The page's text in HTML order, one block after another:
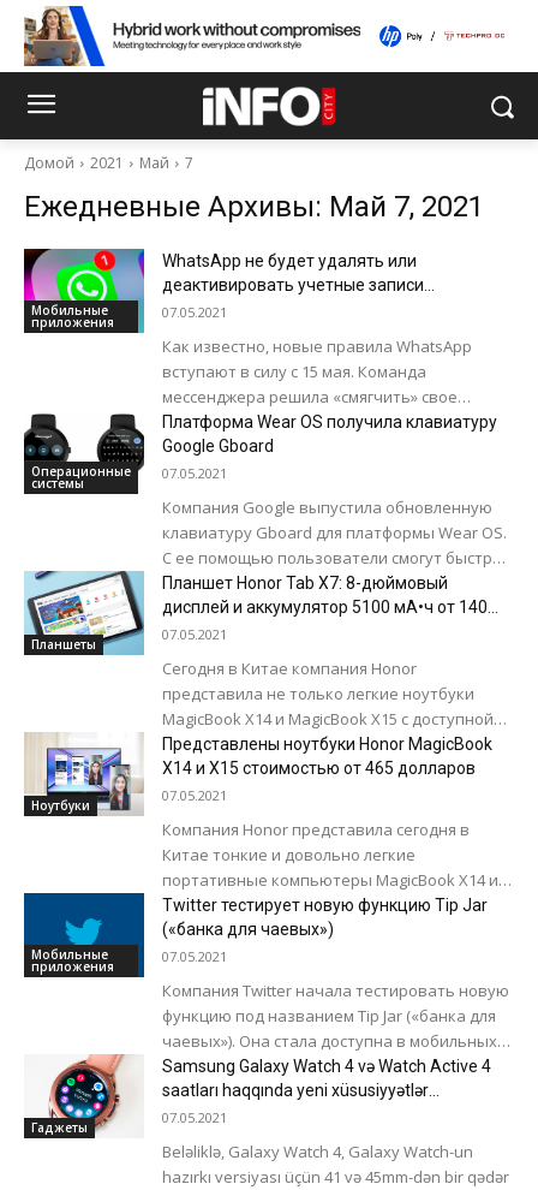
Домой 2021 Май 7
Ежедневные Архивы: Май 7, 2021
Мобильные
приложения
WhatsApp не будет удалять или
деактивировать учетные записи
пользователей, несогласных с новой
07.05.2021
Как известно, новые правила WhatsApp
вступают в силу с 15 мая. Команда
мессенджера решила «смягчить» свое
решение и заявила, что удалять учетные
записи не...
Операционные
системы
Платформа Wear OS получила клавиатуру
Google Gboard
07.05.2021
Компания Google выпустила обновленную
клавиатуру Gboard для платформы Wear OS.
С ее помощью пользователи смогут быстро
отвечать на сообщения, не доставая
смартфон из кармана,...
Планшеты
Планшет Honor Tab X7: 8-дюймовый
дисплей и аккумулятор 5100 мА•ч от 140
долларов
07.05.2021
Сегодня в Китае компания Honor
представила не только легкие ноутбуки
MagicBook X14 и MagicBook X15 с доступной
ценой, но и бюджетный планшет Honor Tab...
Ноутбуки
Представлены ноутбуки Honor MagicBook
X14 и X15 стоимостью от 465 долларов
07.05.2021
Компания Honor представила сегодня в
Китае тонкие и довольно легкие
портативные компьютеры MagicBook X14 и
MagicBook X15 с доступной ценой. Ноутбуки
предлагается в версиях с...
Мобильные
приложения
Twitter тестирует новую функцию Tip Jar
(«банка для чаевых»)
07.05.2021
Компания Twitter начала тестировать новую
функцию под названием Tip Jar («банка для
чаевых»). Она стала доступна в мобильных
клиентах социальной сети для iOS и...
Гаджеты
Samsung Galaxy Watch 4 və Watch Active 4
saatları haqqında yeni xüsusiyyətlər
təqdimatdan əvvəl açıqlandı
07.05.2021
Beləliklə, Galaxy Watch 4, Galaxy Watch-un
hazırkı versiyası üçün 41 və 45mm-dən bir qədər